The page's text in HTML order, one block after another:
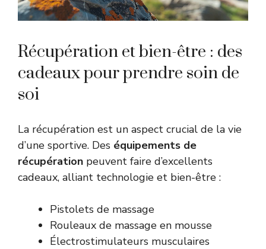
Récupération et bien-être : des
cadeaux pour prendre soin de
soi
La récupération est un aspect crucial de la vie
d’une sportive. Des équipements de
récupération peuvent faire d’excellents
cadeaux, alliant technologie et bien-être :
Pistolets de massage
Rouleaux de massage en mousse
Électrostimulateurs musculaires